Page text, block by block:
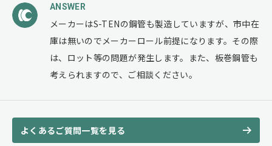
ANSWER
メーカーはS-TENの鋼管も製造していますが、市中在
庫は無いのでメーカーロール前提になります。その際
は、ロット等の問題が発生します。また、板巻鋼管も
考えられますので、ご相談ください。
よくあるご質問一覧を見る